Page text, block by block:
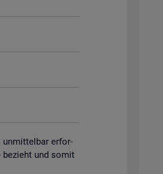
un­mit­tel­bar er­for­
be­zieht und somit